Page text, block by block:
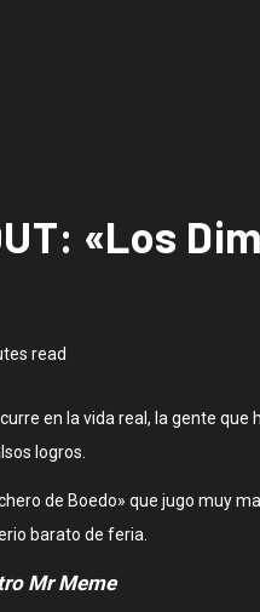
«Los
read
en la vida real, la gente
logros.
de Boedo» que jugo muy
barato de feria.
Mr Meme